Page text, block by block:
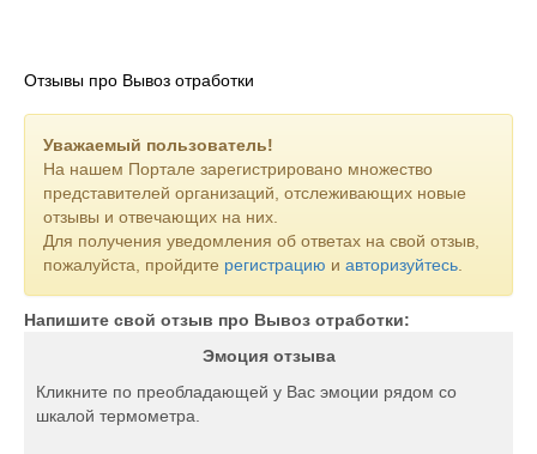
Отзывы про Вывоз отработки
Уважаемый пользователь!
На нашем Портале зарегистрировано множество
представителей организаций, отслеживающих новые
отзывы и отвечающих на них.
Для получения уведомления об ответах на свой отзыв,
пожалуйста, пройдите регистрацию и авторизуйтесь
Напишите свой отзыв про Вывоз отработки:
Эмоция отзыва
Кликните по преобладающей у Вас эмоции рядом со
шкалой термометра.